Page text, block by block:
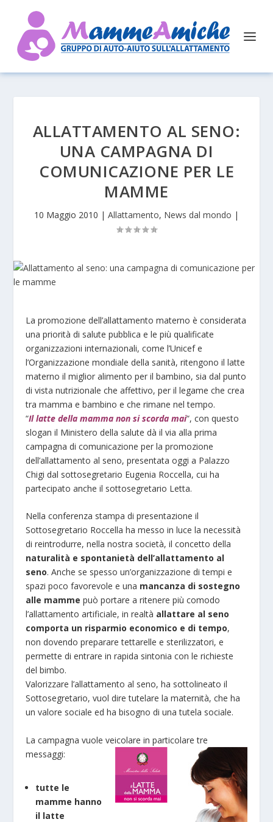
ALLATTAMENTO AL SENO:
UNA CAMPAGNA DI
COMUNICAZIONE PER LE
MAMME
10 Maggio 2010 | Allattamento, News dal mondo |
La promozione dell’allattamento materno è considerata
una priorità di salute pubblica e le più qualificate
organizzazioni internazionali, come l’Unicef e
l’Organizzazione mondiale della sanità, ritengono il latte
materno il miglior alimento per il bambino, sia dal punto
di vista nutrizionale che affettivo, per il legame che crea
tra mamma e bambino e che rimane nel tempo.
“Il latte della mamma non si scorda mai“, con questo
slogan il Ministero della salute dà il via alla prima
campagna di comunicazione per la promozione
dell’allattamento al seno, presentata oggi a Palazzo
Chigi dal sottosegretario Eugenia Roccella, cui ha
partecipato anche il sottosegretario Letta.
Nella conferenza stampa di presentazione il
Sottosegretario Roccella ha messo in luce la necessità
di reintrodurre, nella nostra società, il concetto della
naturalità e spontanietà dell’allattamento al
seno. Anche se spesso un’organizzazione di tempi e
spazi poco favorevole e una mancanza di sostegno
alle mamme può portare a ritenere più comodo
l’allattamento artificiale, in realtà allattare al seno
comporta un risparmio economico e di tempo,
non dovendo preparare tettarelle e sterilizzatori, e
permette di entrare in rapida sintonia con le richieste
del bimbo.
Valorizzare l’allattamento al seno, ha sottolineato il
Sottosegretario, vuol dire tutelare la maternità, che ha
un valore sociale ed ha bisogno di una tutela sociale.
La campagna vuole veicolare in particolare tre
messaggi:
tutte le
mamme hanno
il latte